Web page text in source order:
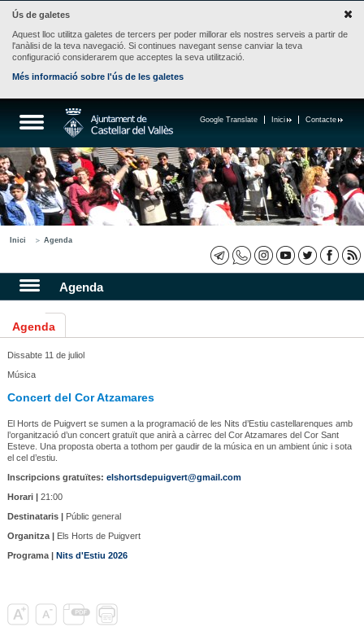
Ús de galetes
Aquest lloc utilitza galetes de tercers per poder millorar els nostres serveis a partir de
l'anàlisi de la teva navegació. Si continues navegant sense canviar la teva
configuració considerarem que acceptes la seva utilització.
Més informació sobre l'ús de les galetes
Contacte
Inici
Google Translate
Inici Agenda
Agenda
Agenda
Dissabte 11 de juliol
Música
Concert del Cor Atzamares
El Horts de Puigvert se sumen a la programació de les Nits d’Estiu castellarenques amb
l’organització d’un concert gratuït que anirà a càrrec del Cor Atzamares del Cor Sant
Esteve. Una proposta oberta a tothom per gaudir de la música en un ambient únic i sota
el cel d’estiu.
Inscripcions gratuïtes: elshortsdepuigvert@gmail.com
Horari |21:00
Destinataris |Públic general
Organitza |Els Horts de Puigvert
Programa | Nits d'Estiu 2026